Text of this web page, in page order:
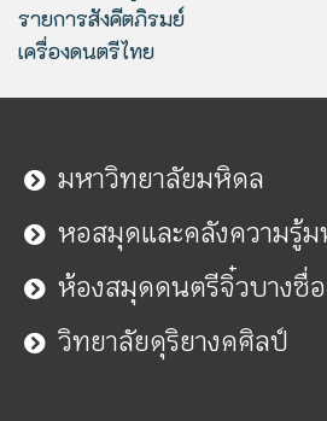
รายการสังคีตภิรมย์
เครื่องดนตรีไทย
มหาวิทยาลัยมหิดล
หอสมุดและคลังความรู้
ห้องสมุดดนตรีจิ๋วบางซื่อ
วิทยาลัยดุริยางคศิลป์